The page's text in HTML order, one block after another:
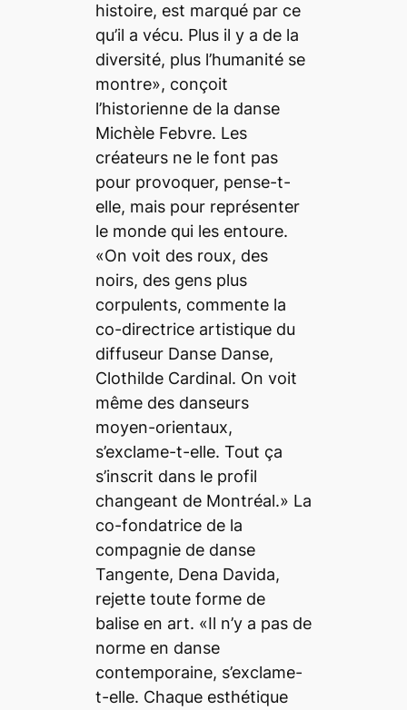
histoire, est marqué par ce
qu’il a vécu. Plus il y a de la
diversité, plus l’humanité se
montre», conçoit
l’historienne de la danse
Michèle Febvre. Les
créateurs ne le font pas
pour provoquer, pense-t-
elle, mais pour représenter
le monde qui les entoure.
«On voit des roux, des
noirs, des gens plus
corpulents, commente la
co-directrice artistique du
diffuseur Danse Danse,
Clothilde Cardinal. On voit
même des danseurs
moyen-orientaux,
s’exclame-t-elle. Tout ça
s’inscrit dans le profil
changeant de Montréal.» La
co-fondatrice de la
compagnie de danse
Tangente, Dena Davida,
rejette toute forme de
balise en art. «Il n’y a pas de
norme en danse
contemporaine, s’exclame-
t-elle. Chaque esthétique